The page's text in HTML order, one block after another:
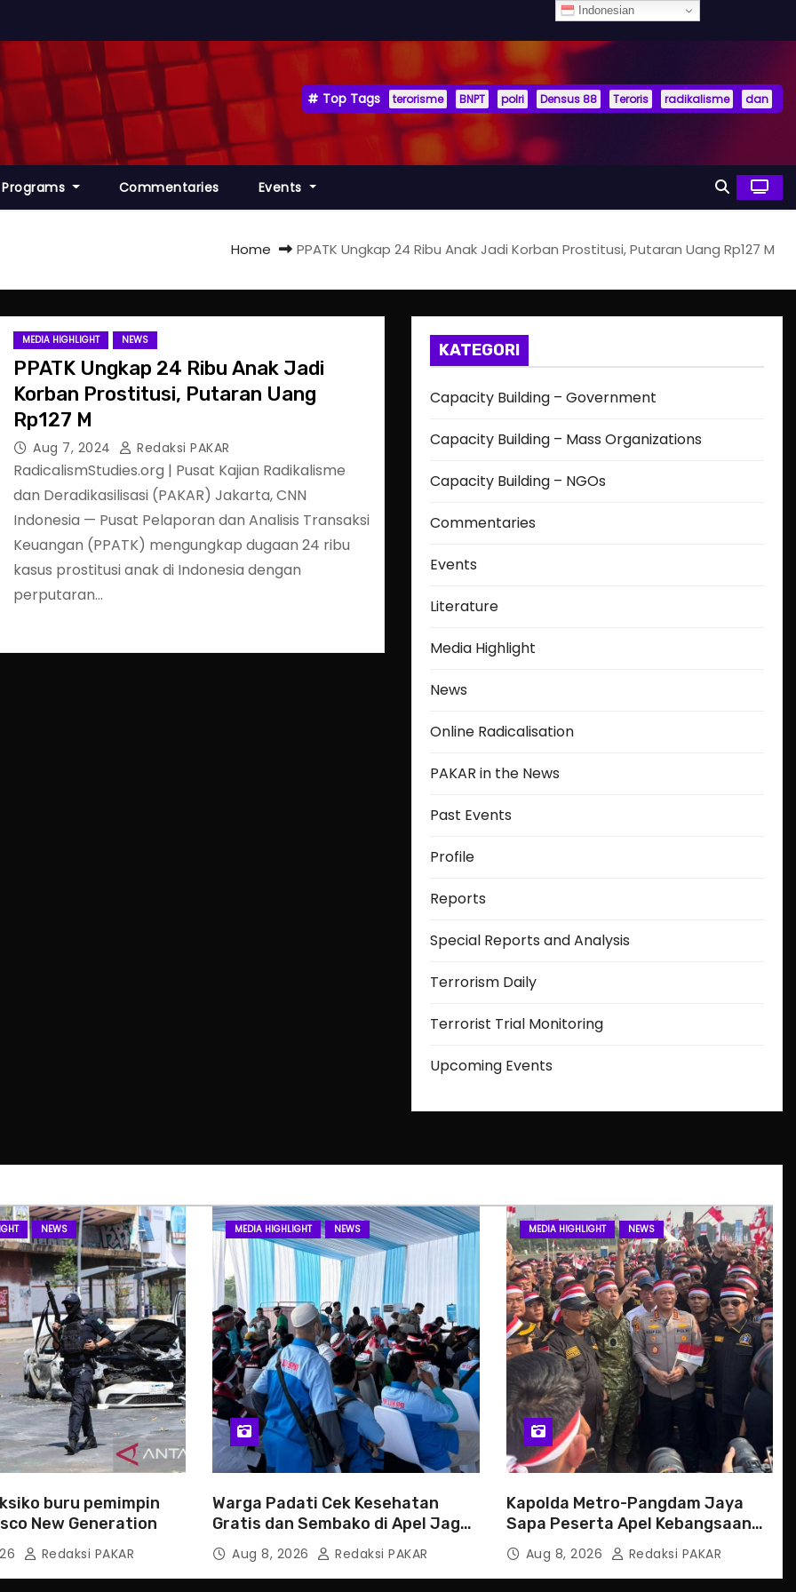
Top Tags terorisme BNPT polri Densus 88 Teroris radikalisme dan
Programs Commentaries Events
Home PPATK Ungkap 24 Ribu Anak Jadi Korban Prostitusi, Putaran Uang Rp127 M
MEDIA HIGHLIGHT NEWS
PPATK Ungkap 24 Ribu Anak Jadi
Korban Prostitusi, Putaran Uang
Rp127 M
Aug 7, 2024 Redaksi PAKAR
RadicalismStudies.org | Pusat Kajian Radikalisme
dan Deradikasilisasi (PAKAR) Jakarta, CNN
Indonesia — Pusat Pelaporan dan Analisis Transaksi
Keuangan (PPATK) mengungkap dugaan 24 ribu
kasus prostitusi anak di Indonesia dengan
perputaran…
KATEGORI
Capacity Building – Government
Capacity Building – Mass Organizations
Capacity Building – NGOs
Commentaries
Events
Literature
Media Highlight
News
Online Radicalisation
PAKAR in the News
Past Events
Profile
Reports
Special Reports and Analysis
Terrorism Daily
Terrorist Trial Monitoring
Upcoming Events
NEWS
buru pemimpin
New Generation
Redaksi PAKAR
MEDIA HIGHLIGHT NEWS
Warga Padati Cek Kesehatan
Gratis dan Sembako di Apel Jaga
Jakarta
Aug 8, 2026 Redaksi PAKAR
MEDIA HIGHLIGHT NEWS
Kapolda Metro-Pangdam Jaya
Sapa Peserta Apel Kebangsaan
Jaga Jakarta
Aug 8, 2026 Redaksi PAKAR
Indonesian